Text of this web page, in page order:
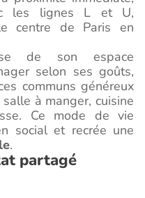
les lignes L et U,
centre de Paris en
de son espace
selon ses goûts,
communs généreux
à manger, cuisine
Ce mode de vie
social et recrée une
.
partagé